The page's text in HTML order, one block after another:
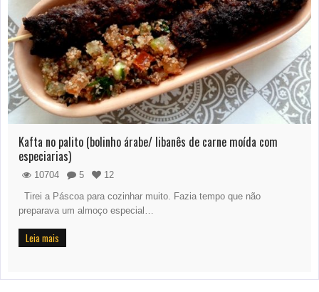
Kafta no palito (bolinho árabe/ libanês de carne moída com
especiarias)
10704 5
12
Tirei a Páscoa para cozinhar muito. Fazia tempo que não
preparava um almoço especial…
Leia mais